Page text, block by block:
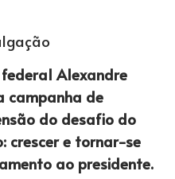
Alexandre
campanha de
do desafio do
crescer e tornar-se
ao presidente.